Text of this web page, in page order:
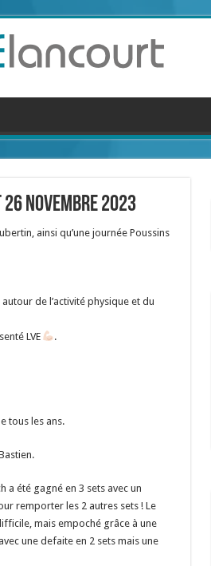
Novembre 2023
ainsi qu’une journée Poussins
de l’activité physique et du
LVE
.
tous les ans.
a été gagné en 3 sets avec un
remporter les 2 autres sets ! Le
mais empoché grâce à une
une defaite en 2 sets mais une